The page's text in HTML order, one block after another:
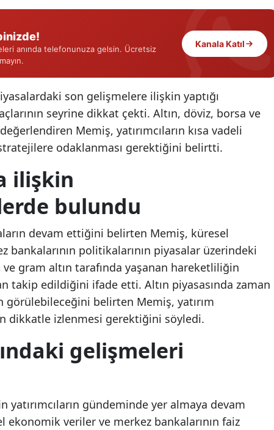
Gümüşhane
Hatay
Isparta
Mersin
Kastamonu
Kayseri
Kırklareli
Kırşehir
Kocaeli
Malatya
anında telefonunuza gelsin. Ücretsiz
Kanala Katıl
son gelişmelere ilişkin yaptığı
seyrine dikkat çekti. Altın, döviz, borsa ve
Memiş, yatırımcıların kısa vadeli
odaklanması gerektiğini belirtti.
ilişkin
bulundu
devam ettiğini belirten Memiş, küresel
bankalarının politikalarının piyasalar üzerindeki
gram altın tarafında yaşanan hareketliliğin
takip edildiğini ifade etti. Altın piyasasında zaman
belirten Memiş, yatırım
dikkatle izlenmesi gerektiğini söyledi.
gelişmeleri
gündeminde yer almaya devam
veriler ve merkez bankalarının faiz